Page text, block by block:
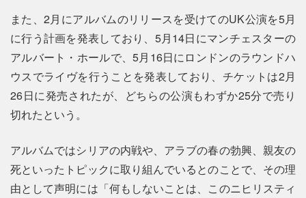
また、2月にアルバムのリリースを受けてのUK公演を5月
に行う計画を発表しており、5月14日にマンチェスターの
アルバート・ホールで、5月16日にロンドンのラウンドハ
ウスでライヴを行うことを発表しており、チケットは2月
26日に発売されたが、どちらの公演もわずか25分で売り
切れたという。
アルバムではシリアの内戦や、アラブの春の勃興、親友の
死といったトピックに取り組んでいるとのことで、その理
由として声明には「何もしないことは、このニヒリスティ